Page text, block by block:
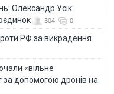
Олександр Усік
304 0
РФ за викрадення
«вільне
допомогою дронів на